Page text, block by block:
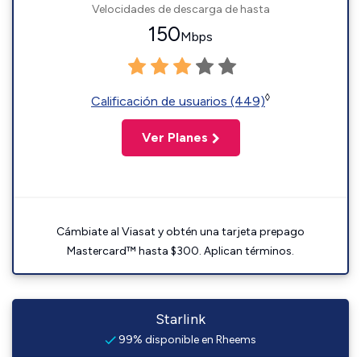
Velocidades de descarga de hasta
150Mbps
Calificación de usuarios (449)◊
Ver Planes
Cámbiate al Viasat y obtén una tarjeta prepago
Mastercard™ hasta $300. Aplican términos.
Starlink
99% disponible en Rheems